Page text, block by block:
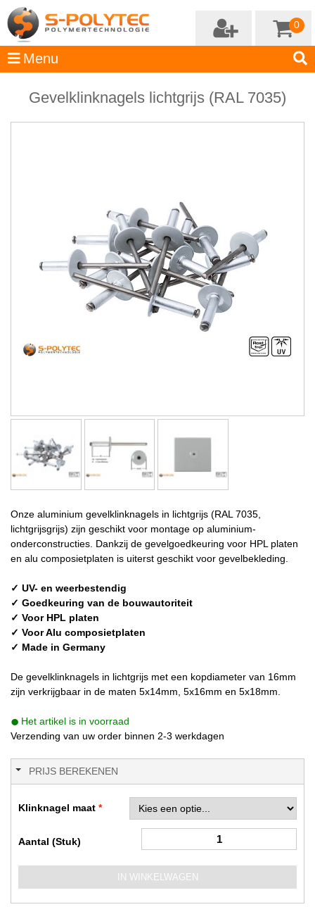
0
Gevelklinknagels lichtgrijs (RAL 7035)
Onze aluminium gevelklinknagels in lichtgrijs (RAL 7035,
lichtgrijsgrijs) zijn geschikt voor montage op aluminium-
onderconstructies. Dankzij de gevelgoedkeuring voor HPL platen
en alu composietplaten is uiterst geschikt voor gevelbekleding.
✓ UV- en weerbestendig
✓ Goedkeuring van de bouwautoriteit
✓ Voor HPL platen
✓ Voor Alu composietplaten
✓ Made in Germany
De gevelklinknagels in lichtgrijs met een kopdiameter van 16mm
zijn verkrijgbaar in de maten 5x14mm, 5x16mm en 5x18mm.
Het artikel is in voorraad
Verzending van uw order binnen 2-3 werkdagen
PRIJS BEREKENEN
Klinknagel maat
Aantal (Stuk)
IN WINKELWAGEN